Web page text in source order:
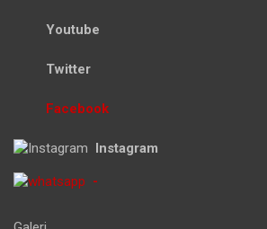
Youtube
Twitter
Facebook
Instagram
-